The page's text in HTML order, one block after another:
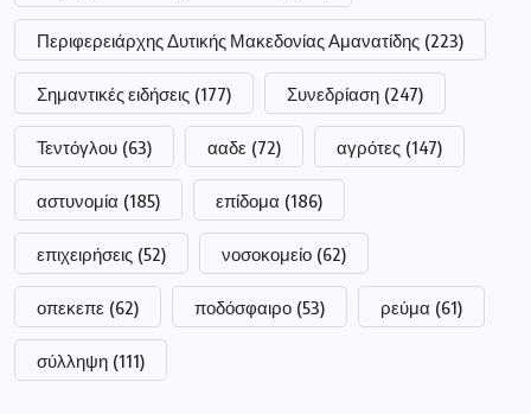
Περιφερειάρχης Δυτικής Μακεδονίας Αμανατίδης (223)
Σημαντικές ειδήσεις (177) Συνεδρίαση (247)
Τεντόγλου (63) ααδε (72) αγρότες (147)
αστυνομία (185) επίδομα (186)
επιχειρήσεις (52) νοσοκομείο (62)
οπεκεπε (62) ποδόσφαιρο (53) ρεύμα (61)
σύλληψη (111)